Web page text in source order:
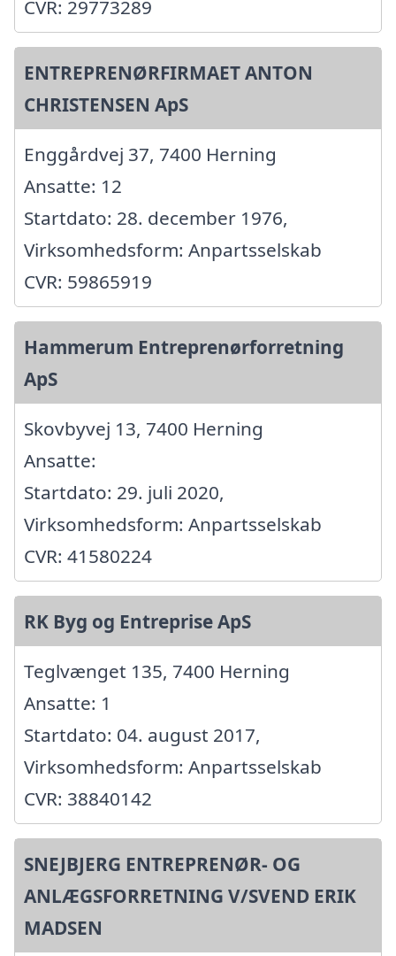
CVR: 29773289
ENTREPRENØRFIRMAET ANTON
CHRISTENSEN ApS
Enggårdvej 37, 7400 Herning
Ansatte: 12
Startdato: 28. december 1976,
Virksomhedsform: Anpartsselskab
CVR: 59865919
Hammerum Entreprenørforretning
ApS
Skovbyvej 13, 7400 Herning
Ansatte:
Startdato: 29. juli 2020,
Virksomhedsform: Anpartsselskab
CVR: 41580224
RK Byg og Entreprise ApS
Teglvænget 135, 7400 Herning
Ansatte: 1
Startdato: 04. august 2017,
Virksomhedsform: Anpartsselskab
CVR: 38840142
SNEJBJERG ENTREPRENØR- OG
ANLÆGSFORRETNING V/SVEND ERIK
MADSEN